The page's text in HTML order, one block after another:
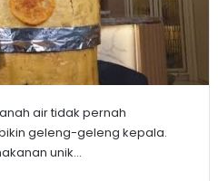
air tidak pernah
geleng-geleng kepala.
unik…